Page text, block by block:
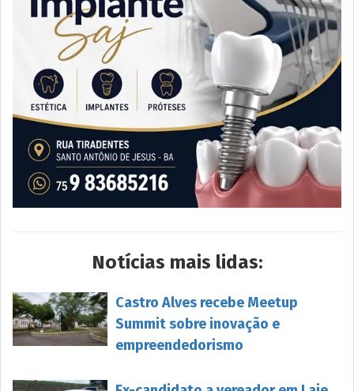
Notícias mais lidas:
Castro Alves recebe Meetup
Summit sobre inovação e
empreendedorismo